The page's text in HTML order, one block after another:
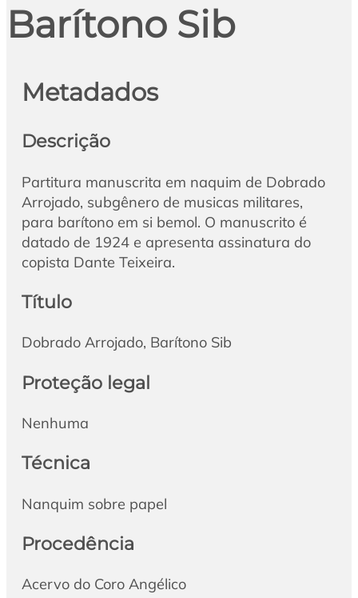
Barítono Sib
Metadados
Descrição
Partitura manuscrita em naquim de Dobrado
Arrojado, subgênero de musicas militares,
para barítono em si bemol. O manuscrito é
datado de 1924 e apresenta assinatura do
copista Dante Teixeira.
Título
Dobrado Arrojado, Barítono Sib
Proteção legal
Nenhuma
Técnica
Nanquim sobre papel
Procedência
Acervo do Coro Angélico